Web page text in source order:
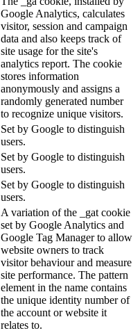
Google Analytics, calculates
visitor, session and campaign
data and also keeps track of
site usage for the site's
analytics report. The cookie
stores information
anonymously and assigns a
randomly generated number
to recognize unique visitors.
Set by Google to distinguish
users.
Set by Google to distinguish
users.
Set by Google to distinguish
users.
A variation of the _gat cookie
set by Google Analytics and
Google Tag Manager to allow
website owners to track
visitor behaviour and measure
site performance. The pattern
element in the name contains
the unique identity number of
the account or website it
relates to.